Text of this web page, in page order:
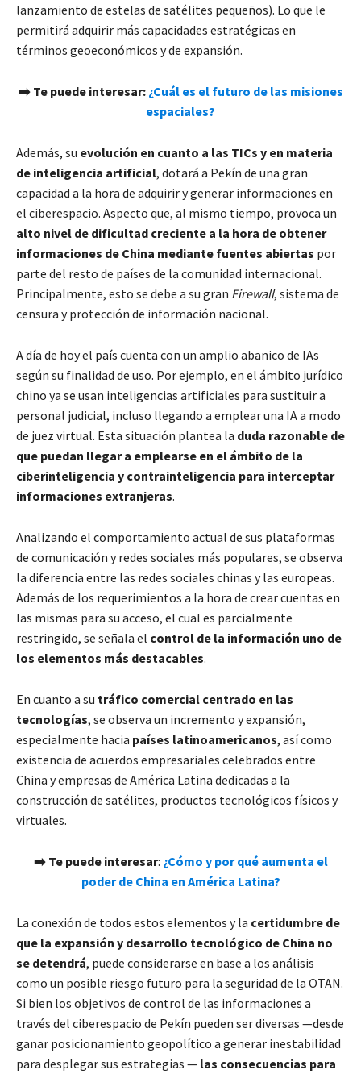
lanzamiento de estelas de satélites pequeños). Lo que le
permitirá adquirir más capacidades estratégicas en
términos geoeconómicos y de expansión.
➡️ Te puede interesar: ¿Cuál es el futuro de las misiones
espaciales?
Además, su evolución en cuanto a las TICs y en materia
de inteligencia artificial, dotará a Pekín de una gran
capacidad a la hora de adquirir y generar informaciones en
el ciberespacio. Aspecto que, al mismo tiempo, provoca un
alto nivel de dificultad creciente a la hora de obtener
informaciones de China mediante fuentes abiertas por
parte del resto de países de la comunidad internacional.
Principalmente, esto se debe a su gran Firewall, sistema de
censura y protección de información nacional.
A día de hoy el país cuenta con un amplio abanico de IAs
según su finalidad de uso. Por ejemplo, en el ámbito jurídico
chino ya se usan inteligencias artificiales para sustituir a
personal judicial, incluso llegando a emplear una IA a modo
de juez virtual. Esta situación plantea la duda razonable de
que puedan llegar a emplearse en el ámbito de la
ciberinteligencia y contrainteligencia para interceptar
informaciones extranjeras.
Analizando el comportamiento actual de sus plataformas
de comunicación y redes sociales más populares, se observa
la diferencia entre las redes sociales chinas y las europeas.
Además de los requerimientos a la hora de crear cuentas en
las mismas para su acceso, el cual es parcialmente
restringido, se señala el control de la información uno de
los elementos más destacables.
En cuanto a su tráfico comercial centrado en las
tecnologías, se observa un incremento y expansión,
especialmente hacia países latinoamericanos, así como
existencia de acuerdos empresariales celebrados entre
China y empresas de América Latina dedicadas a la
construcción de satélites, productos tecnológicos físicos y
virtuales.
➡️ Te puede interesar: ¿Cómo y por qué aumenta el
poder de China en América Latina?
La conexión de todos estos elementos y la certidumbre de
que la expansión y desarrollo tecnológico de China no
se detendrá, puede considerarse en base a los análisis
como un posible riesgo futuro para la seguridad de la OTAN.
Si bien los objetivos de control de las informaciones a
través del ciberespacio de Pekín pueden ser diversas —desde
ganar posicionamiento geopolítico a generar inestabilidad
para desplegar sus estrategias — las consecuencias para